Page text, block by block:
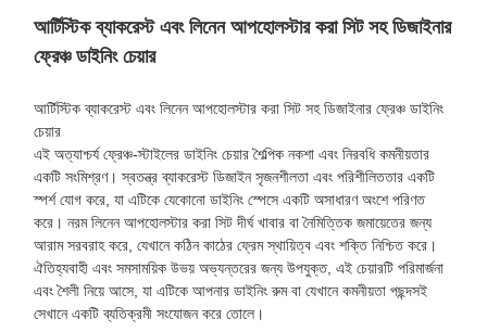
আর্টিস্টিক ব্যাকরেস্ট এবং লিনেন আপহোলস্টার করা সিট সহ ডিজাইনার
ফ্রেঞ্চ ডাইনিং চেয়ার
আর্টিস্টিক ব্যাকরেস্ট এবং লিনেন আপহোলস্টার করা সিট সহ ডিজাইনার ফ্রেঞ্চ ডাইনিং
চেয়ার
এই অত্যাশ্চর্য ফ্রেঞ্চ-স্টাইলের ডাইনিং চেয়ার শৈল্পিক নকশা এবং নিরবধি কমনীয়তার
একটি সংমিশ্রণ। স্বতন্ত্র ব্যাকরেস্ট ডিজাইন সৃজনশীলতা এবং পরিশীলিততার একটি
স্পর্শ যোগ করে, যা এটিকে যেকোনো ডাইনিং স্পেসে একটি অসাধারণ অংশে পরিণত
করে। নরম লিনেন আপহোলস্টার করা সিট দীর্ঘ খাবার বা নৈমিত্তিক জমায়েতের জন্য
আরাম সরবরাহ করে, যেখানে কঠিন কাঠের ফ্রেম স্থায়িত্ব এবং শক্তি নিশ্চিত করে।
ঐতিহ্যবাহী এবং সমসাময়িক উভয় অভ্যন্তরের জন্য উপযুক্ত, এই চেয়ারটি পরিমার্জনা
এবং শৈলী নিয়ে আসে, যা এটিকে আপনার ডাইনিং রুম বা যেখানে কমনীয়তা পছন্দসই
সেখানে একটি ব্যতিক্রমী সংযোজন করে তোলে।